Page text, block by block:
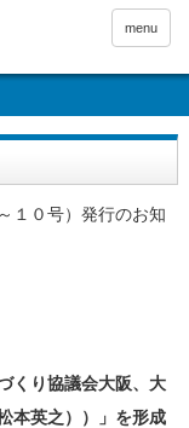
menu
１０号）発行のお知
くり協議会大阪、大
本英之））」を形成